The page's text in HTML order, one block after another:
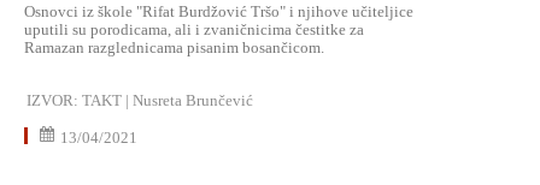
Osnovci iz škole "Rifat Burdžović Tršo" i njihove učiteljice
uputili su porodicama, ali i zvaničnicima čestitke za
Ramazan razglednicama pisanim bosančicom.
IZVOR: TAKT | Nusreta Brunčević
13/04/2021